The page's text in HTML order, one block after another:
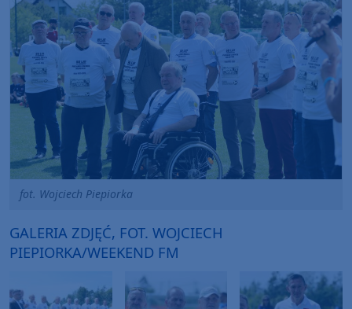
fot. Wojciech Piepiorka
GALERIA ZDJĘĆ, FOT. WOJCIECH
PIEPIORKA/WEEKEND FM